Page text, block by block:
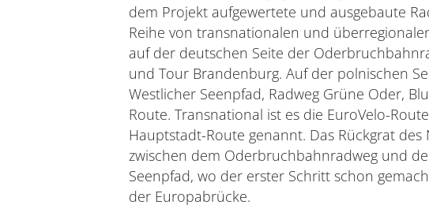
dem Projekt aufgewertete und ausgebaute
Reihe von transnationalen und
auf der deutschen Seite der
und Tour Brandenburg. Auf der polnischen
Westlicher Seenpfad, Radweg Grüne Oder,
Route. Transnational ist es die EuroVelo-
Hauptstadt-Route genannt. Das Rückgrat
zwischen dem Oderbruchbahnradweg und
Seenpfad, wo der erster Schritt schon
der Europabrücke.